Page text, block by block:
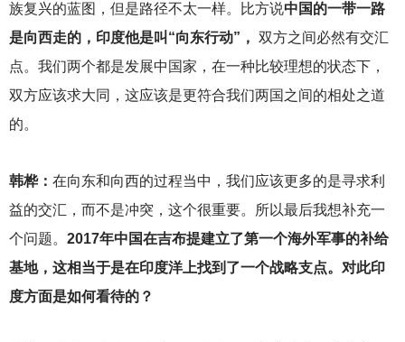
族复兴的蓝图，但是路径不太一样。比方说中国的一带一路
是向西走的，印度他是叫“向东行动”， 双方之间必然有交汇
点。我们两个都是发展中国家，在一种比较理想的状态下，
双方应该求大同，这应该是更符合我们两国之间的相处之道
的。
韩桦： 在向东和向西的过程当中，我们应该更多的是寻求利
益的交汇，而不是冲突，这个很重要。所以最后我想补充一
个问题。 2017年中国在吉布提建立了第一个海外军事的补给
基地，这相当于是在印度洋上找到了一个战略支点。对此印
度方面是如何看待的？